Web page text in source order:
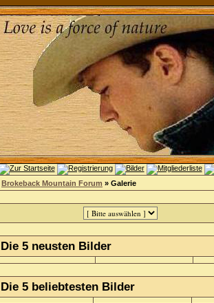
Brokeback Mountain Forum » Galerie
Die 5 neusten Bilder
Die 5 beliebtesten Bilder